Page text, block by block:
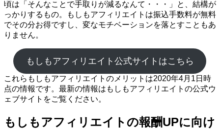
頃は「そんなことで手取りが減るなんて・・・」と、結構が
っかりするもの。もしもアフィリエイトは振込手数料が無料
でその分お得ですし、変なモチベーションを落とすこともあ
りません。
もしもアフィリエイト公式サイトはこちら
これらもしもアフィリエイトのメリットは2020年4月1日時
点の情報です。最新の情報はもしもアフィリエイトの公式ウ
ェブサイトをご覧ください。
もしもアフィリエイトの報酬UPに向け